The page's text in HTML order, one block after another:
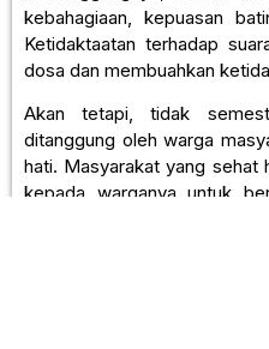
kebahagiaan, kepuasan
Ketidaktaatan terhadap
dosa dan membuahkan
Akan tetapi, tidak
ditanggung oleh warga
hati. Masyarakat yang sehat
kepada warganya untuk